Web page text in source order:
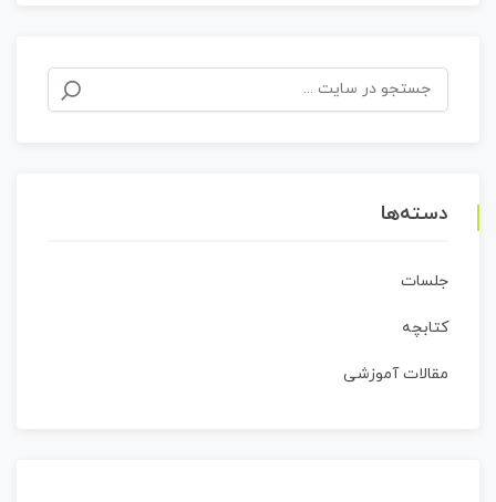
جستجو
برای:
دسته‌ها
جلسات
کتابچه
مقالات آموزشی